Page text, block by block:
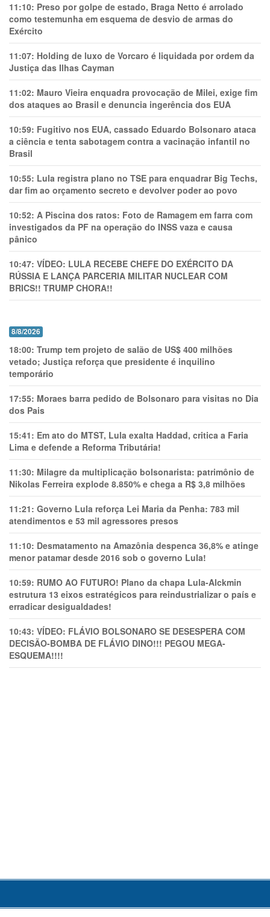
11:10: Preso por golpe de estado, Braga Netto é arrolado
como testemunha em esquema de desvio de armas do
Exército
11:07: Holding de luxo de Vorcaro é liquidada por ordem da
Justiça das Ilhas Cayman
11:02: Mauro Vieira enquadra provocação de Milei, exige fim
dos ataques ao Brasil e denuncia ingerência dos EUA
10:59: Fugitivo nos EUA, cassado Eduardo Bolsonaro ataca
a ciência e tenta sabotagem contra a vacinação infantil no
Brasil
10:55: Lula registra plano no TSE para enquadrar Big Techs,
dar fim ao orçamento secreto e devolver poder ao povo
10:52: A Piscina dos ratos: Foto de Ramagem em farra com
investigados da PF na operação do INSS vaza e causa
pânico
10:47: VÍDEO: LULA RECEBE CHEFE DO EXÉRCITO DA
RÚSSIA E LANÇA PARCERIA MILITAR NUCLEAR COM
BRICS!! TRUMP CHORA!!
8/8/2026
18:00: Trump tem projeto de salão de US$ 400 milhões
vetado; Justiça reforça que presidente é inquilino
temporário
17:55: Moraes barra pedido de Bolsonaro para visitas no Dia
dos Pais
15:41: Em ato do MTST, Lula exalta Haddad, critica a Faria
Lima e defende a Reforma Tributária!
11:30: Milagre da multiplicação bolsonarista: patrimônio de
Nikolas Ferreira explode 8.850% e chega a R$ 3,8 milhões
11:21: Governo Lula reforça Lei Maria da Penha: 783 mil
atendimentos e 53 mil agressores presos
11:10: Desmatamento na Amazônia despenca 36,8% e atinge
menor patamar desde 2016 sob o governo Lula!
10:59: RUMO AO FUTURO! Plano da chapa Lula-Alckmin
estrutura 13 eixos estratégicos para reindustrializar o país e
erradicar desigualdades!
10:43: VÍDEO: FLÁVIO BOLSONARO SE DESESPERA COM
DECISÃO-BOMBA DE FLÁVIO DINO!!! PEGOU MEGA-
ESQUEMA!!!!